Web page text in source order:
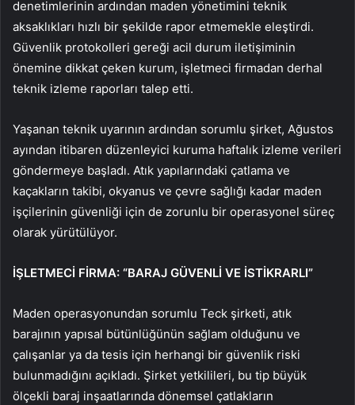
denetimlerinin ardından maden yönetimini teknik
aksaklıkları hızlı bir şekilde rapor etmemekle eleştirdi.
Güvenlik protokolleri gereği acil durum iletişiminin
önemine dikkat çeken kurum, işletmeci firmadan derhal
teknik izleme raporları talep etti.
Yaşanan teknik uyarının ardından sorumlu şirket, Ağustos
ayından itibaren düzenleyici kuruma haftalık izleme verileri
göndermeye başladı. Atık yapılarındaki çatlama ve
kaçakların takibi, okyanus ve çevre sağlığı kadar maden
işçilerinin güvenliği için de zorunlu bir operasyonel süreç
olarak yürütülüyor.
İŞLETMECİ FİRMA: “BARAJ GÜVENLİ VE İSTİKRARLI”
Maden operasyonundan sorumlu Teck şirketi, atık
barajının yapısal bütünlüğünün sağlam olduğunu ve
çalışanlar ya da tesis için herhangi bir güvenlik riski
bulunmadığını açıkladı. Şirket yetkilileri, bu tip büyük
ölçekli baraj inşaatlarında dönemsel çatlakların